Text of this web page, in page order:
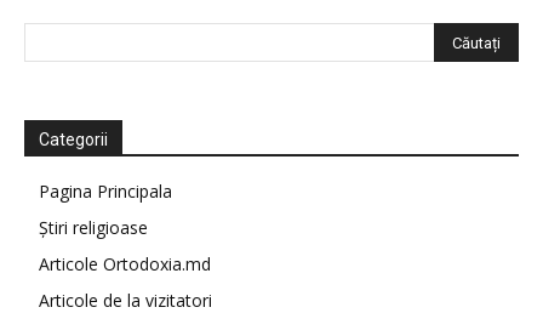
Categorii
Pagina Principala
Știri religioase
Articole Ortodoxia.md
Articole de la vizitatori